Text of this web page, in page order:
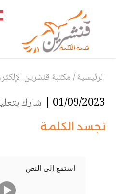
الرئيسية/مكتبة قنشرين
01/09/2023 | شارك
تجسد الكلمة
استمع إلى النص